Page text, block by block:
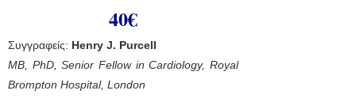
40€
Συγγραφείς: Henry J. Purcell
MB, PhD, Senior Fellow in Cardiology, Royal
Brompton Hospital, London